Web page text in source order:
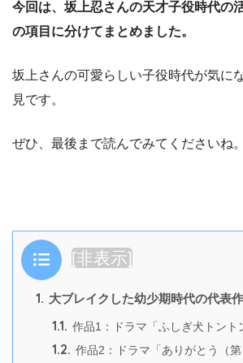
今回は、坂上忍さんの天才子役時代の
の項目に分けてまとめました。
坂上さんの可愛らしい子役時代が気に
見です。
ぜひ、最後まで読んでみてくださいね。
目次 [非表示]
1. 大ブレイクした幼少期時代の代表
1.1. 作品1：ドラマ「ふしぎ犬トント
1.2. 作品2：ドラマ「ありがとう（第